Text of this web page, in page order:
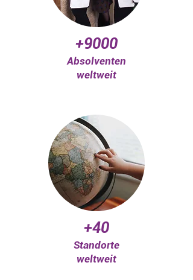
+9000
Absolventen
weltweit
+40
Standorte
weltweit